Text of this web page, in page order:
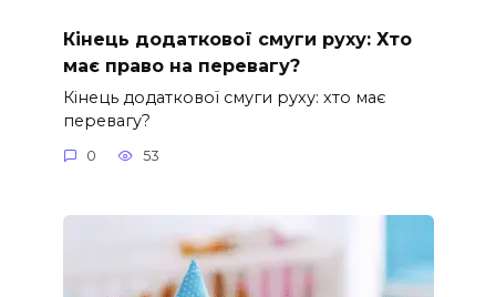
Кінець додаткової смуги руху: Хто
має право на перевагу?
Кінець додаткової смуги руху: хто має
перевагу?
0 53